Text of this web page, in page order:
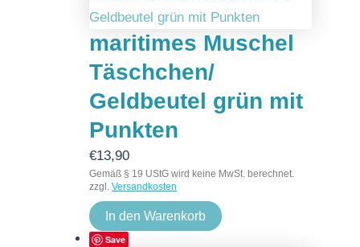
maritimes Muschel
Täschchen/
Geldbeutel grün mit
Punkten
€13,90
Gemäß § 19 UStG wird keine MwSt. berechnet.
zzgl. Versandkosten
In den Warenkorb
Save